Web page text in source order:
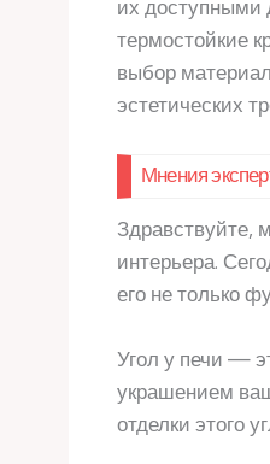
их доступными
термостойкие
выбор
эстетических
Мнения
Здравствуйте,
интерьера.
его не только
Угол у печи —
украшением
отделки этого